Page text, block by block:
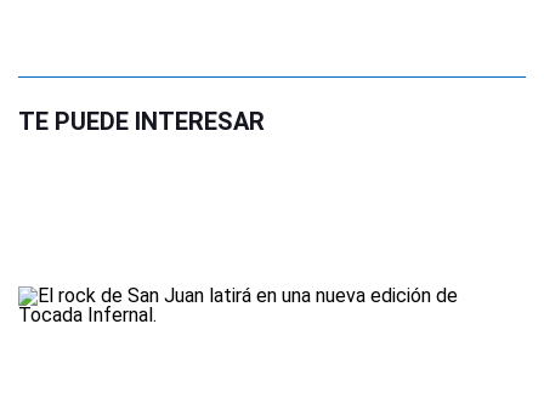
TE PUEDE INTERESAR